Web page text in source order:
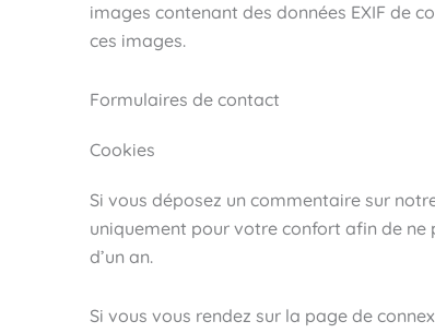
images contenant des données EXIF de
ces images.
Formulaires de contact
Cookies
Si vous déposez un commentaire sur
uniquement pour votre confort afin de
d’un an.
Si vous vous rendez sur la page de